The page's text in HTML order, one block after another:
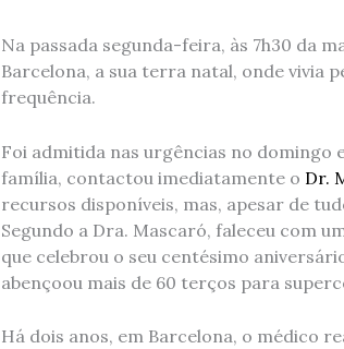
Na passada segunda-feira, às 7h30 da
Barcelona, ​​a sua terra natal, onde vivia
frequência.
Foi admitida nas urgências no domingo
família, contactou imediatamente o Dr.
recursos disponíveis, mas, apesar de
Segundo a Dra. Mascaró, faleceu com
que celebrou o seu centésimo
abençoou mais de 60 terços para
Há dois anos, em Barcelona, ​​​​o médico